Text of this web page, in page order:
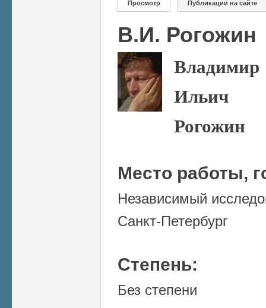
Главные вкладки
Просмотр (активная вкладка)
Публикации на сайте
В.И. Рогожин
Владимир
Ильич
Рогожин
Место работы,
Независимый
Санкт-Петербург
Степень:
Без степени